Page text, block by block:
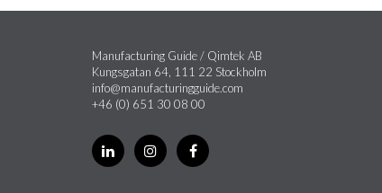
Manufacturing Guide / Qimtek AB
Kungsgatan 64, 111 22 Stockholm
info@manufacturingguide.com
+46 (0) 651 30 08 00